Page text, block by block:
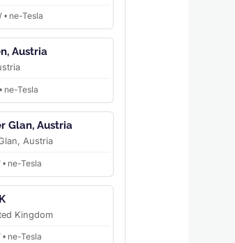
• ne-Tesla
Austria
ne-Tesla
Glan, Austria
Austria
ne-Tesla
Kingdom
ne-Tesla